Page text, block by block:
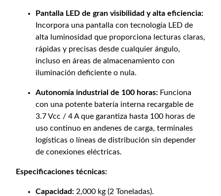
Pantalla LED de gran visibilidad y alta eficiencia:
Incorpora una pantalla con tecnología LED de
alta luminosidad que proporciona lecturas claras,
rápidas y precisas desde cualquier ángulo,
incluso en áreas de almacenamiento con
iluminación deficiente o nula.
Autonomía industrial de 100 horas: Funciona
con una potente batería interna recargable de
3.7 Vcc / 4 A que garantiza hasta 100 horas de
uso continuo en andenes de carga, terminales
logísticas o líneas de distribución sin depender
de conexiones eléctricas.
Especificaciones técnicas:
Capacidad: 2,000 kg (2 Toneladas).